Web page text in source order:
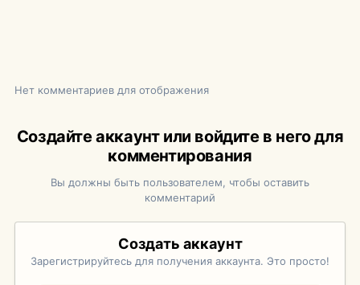
Нет комментариев для отображения
Создайте аккаунт или войдите в него для
комментирования
Вы должны быть пользователем, чтобы оставить
комментарий
Создать аккаунт
Зарегистрируйтесь для получения аккаунта. Это просто!